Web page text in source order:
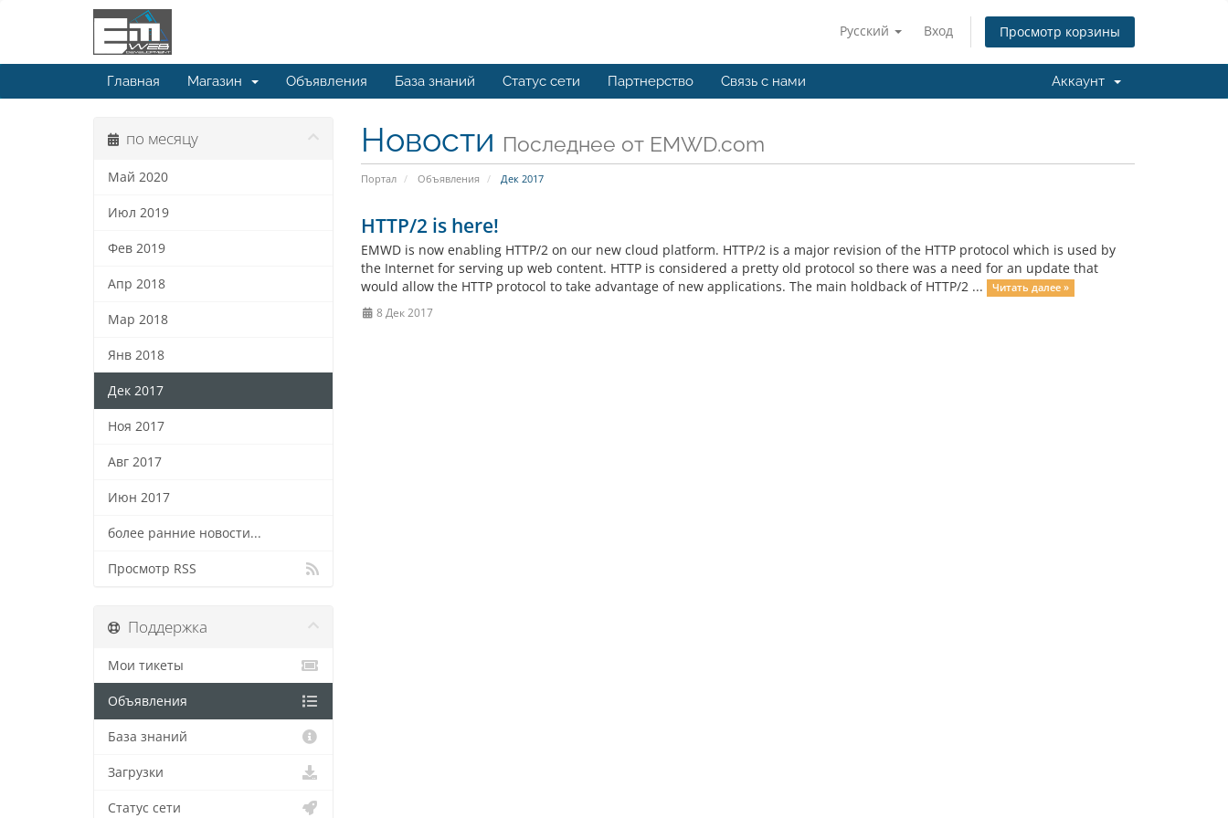
Русский Вход Просмотр корзины
Главная Магазин Объявления База знаний Статус сети Партнерство Связь с нами Аккаунт
Новости Последнее от EMWD.com
Портал Объявления Дек 2017
по месяцу
Май 2020
Июл 2019
Фев 2019
Апр 2018
Мар 2018
Янв 2018
Дек 2017
Ноя 2017
Авг 2017
Июн 2017
более ранние новости...
Просмотр RSS
HTTP/2 is here!
EMWD is now enabling HTTP/2 on our new cloud platform. HTTP/2 is a major revision of the HTTP protocol which is used by
the Internet for serving up web content. HTTP is considered a pretty old protocol so there was a need for an update that
would allow the HTTP protocol to take advantage of new applications. The main holdback of HTTP/2 ...
Читать далее »
8 Дек 2017
Поддержка
Мои тикеты
Объявления
База знаний
Загрузки
Статус сети